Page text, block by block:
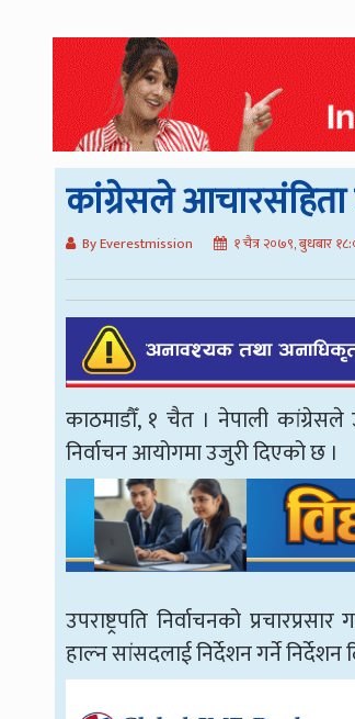
कांग्रेसले आचारसंहिता
By Everestmission १ चैत्र २०७९, बुधबार
काठमाडौँ, १ चैत । नेपाली कांग्रेसले
निर्वाचन आयोगमा उजुरी दिएको छ ।
उपराष्ट्रपति निर्वाचनको
हाल्न सांसदलाई निर्देशन गर्ने